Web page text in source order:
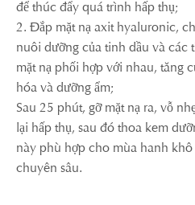
để thúc đẩy quá trình hấp thụ;
2. Đắp mặt nạ axit hyaluronic,
nuôi dưỡng của tinh dầu và các
mặt nạ phối hợp với nhau, tăng
hóa và dưỡng ẩm;
Sau 25 phút, gỡ mặt nạ ra, vỗ
lại hấp thụ, sau đó thoa kem
này phù hợp cho mùa hanh
chuyên sâu.